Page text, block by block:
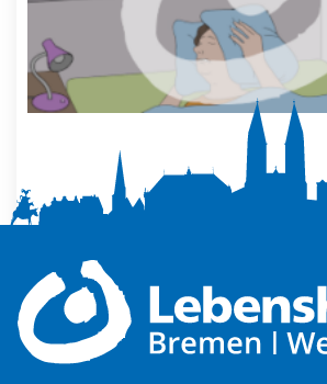
Mehr Ruhe zuhause
5,00€